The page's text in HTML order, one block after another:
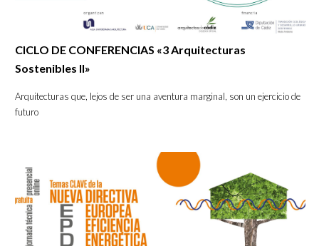
CICLO DE CONFERENCIAS «3 Arquitecturas
Sostenibles II»
Arquitecturas que, lejos de ser una aventura marginal, son un ejercicio de
futuro